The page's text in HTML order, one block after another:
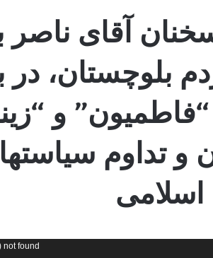
آقای ناصر
بلوچستان، در
و
و تداوم
not found